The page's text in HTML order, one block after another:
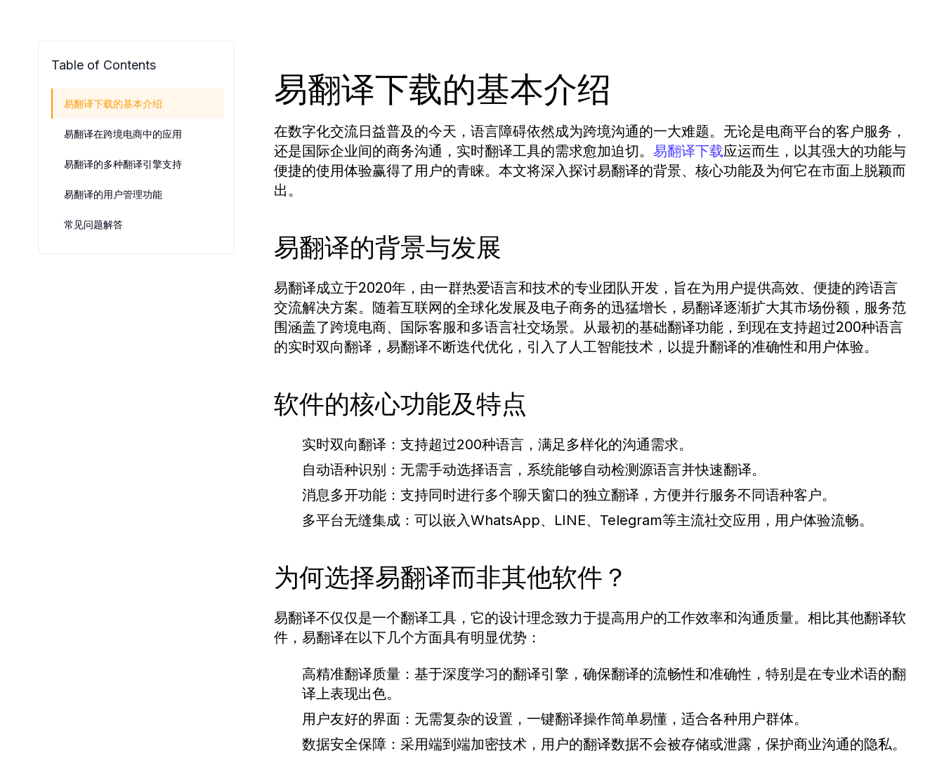
Table of Contents
易翻译下载的基本介绍
易翻译在跨境电商中的应用
易翻译的多种翻译引擎支持
易翻译的用户管理功能
常见问题解答
易翻译下载的基本介绍
在数字化交流日益普及的今天，语言障碍依然成为跨境沟通的一大难题。无论是电商平台的客户服务，
还是国际企业间的商务沟通，实时翻译工具的需求愈加迫切。 易翻译下载应运而生，以其强大的功能与
便捷的使用体验赢得了用户的青睐。本文将深入探讨易翻译的背景、核心功能及为何它在市面上脱颖而
出。
易翻译的背景与发展
易翻译成立于2020年，由一群热爱语言和技术的专业团队开发，旨在为用户提供高效、便捷的跨语言
交流解决方案。随着互联网的全球化发展及电子商务的迅猛增长，易翻译逐渐扩大其市场份额，服务范
围涵盖了跨境电商、国际客服和多语言社交场景。从最初的基础翻译功能，到现在支持超过200种语言
的实时双向翻译，易翻译不断迭代优化，引入了人工智能技术，以提升翻译的准确性和用户体验。
软件的核心功能及特点
实时双向翻译： 支持超过200种语言，满足多样化的沟通需求。
自动语种识别： 无需手动选择语言，系统能够自动检测源语言并快速翻译。
消息多开功能： 支持同时进行多个聊天窗口的独立翻译，方便并行服务不同语种客户。
多平台无缝集成： 可以嵌入WhatsApp、LINE、Telegram等主流社交应用，用户体验流畅。
为何选择易翻译而非其他软件？
易翻译不仅仅是一个翻译工具，它的设计理念致力于提高用户的工作效率和沟通质量。相比其他翻译软
件，易翻译在以下几个方面具有明显优势：
高精准翻译质量： 基于深度学习的翻译引擎，确保翻译的流畅性和准确性，特别是在专业术语的翻
译上表现出色。
用户友好的界面： 无需复杂的设置，一键翻译操作简单易懂，适合各种用户群体。
数据安全保障： 采用端到端加密技术，用户的翻译数据不会被存储或泄露，保护商业沟通的隐私。